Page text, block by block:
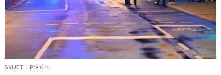
SVIJET Pre 6 h